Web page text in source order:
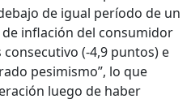
de igual período de un
inflación del consumidor
(-4,9 puntos) e
pesimismo”, lo que
luego de haber